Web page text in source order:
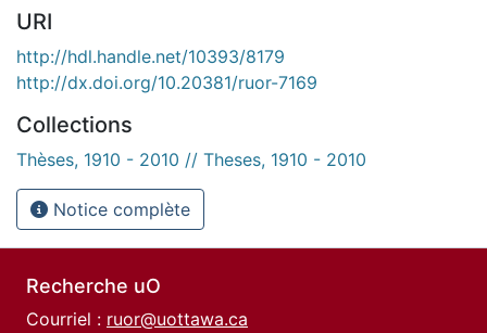
URI
http://hdl.handle.net/10393/8179
http://dx.doi.org/10.20381/ruor-7169
Collections
Thèses, 1910 - 2010 // Theses, 1910 - 2010
Notice complète
Recherche uO
Courriel : ruor@uottawa.ca